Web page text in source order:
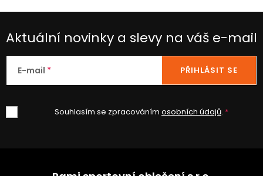
Aktuální novinky a slevy na váš e-mail
E-mail
Souhlasím se zpracováním osobních údajů.
PŘIHLÁSIT SE